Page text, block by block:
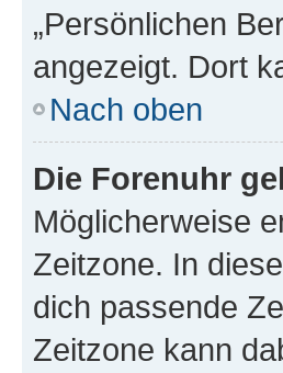
„Persönlichen
angezeigt. Dort
Nach oben
Die Forenuhr
Möglicherweise
Zeitzone. In
dich passende
Zeitzone kann